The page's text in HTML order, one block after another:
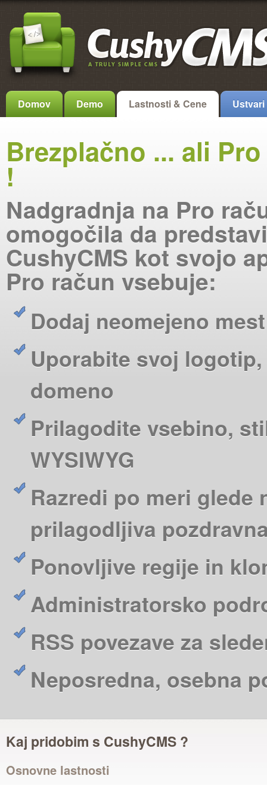
Domov Demo Lastnosti & Cene
Brezplačno ... ali
!
Nadgradnja na Pro
omogočila da
CushyCMS kot svojo
Pro račun vsebuje:
Dodaj neomejeno mest
Uporabite svoj
domeno
Prilagodite vsebino,
WYSIWYG
Razredi po meri glede
prilagodljiva
Ponovljive regije in
Administratorsko
RSS povezave za
Neposredna, osebna
Kaj pridobim s CushyCMS ?
Osnovne lastnosti